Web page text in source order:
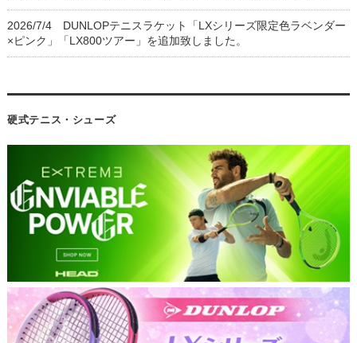
2026/7/4 DUNLOPテニスラケット「LXシリーズ限定色ラベンダー
×ピンク」「LX800ツアー」を追加致しました。
硬式テニス・シューズ